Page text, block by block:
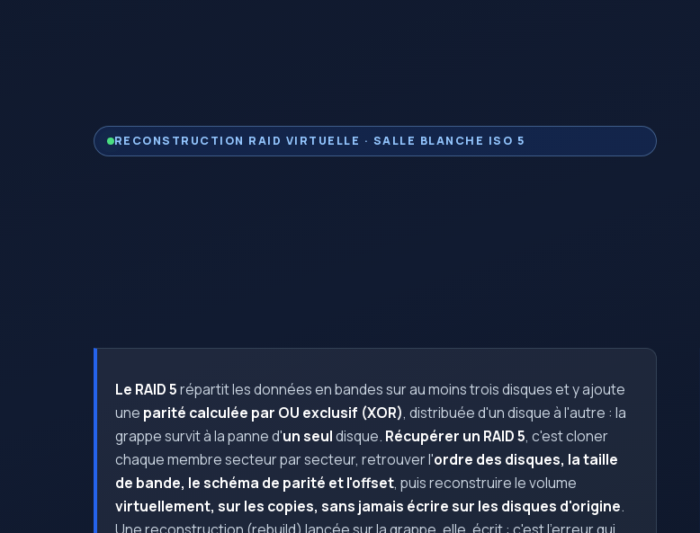
RECONSTRUCTION RAID VIRTUELLE · SALLE BLANCHE ISO 5
Le RAID 5répartit les données en bandes sur au moins trois disques et y ajoute
une parité calculée par OU exclusif (XOR), distribuée d'un disque à l'autre : la
grappe survit à la panne d'un seuldisque. Récupérer un RAID 5, c'est cloner
chaque membre secteur par secteur, retrouver l'ordre des disques, la taille
de bande, le schéma de parité et l'offset, puis reconstruire le volume
virtuellement, sur les copies, sans jamais écrire sur les disques d'origine.